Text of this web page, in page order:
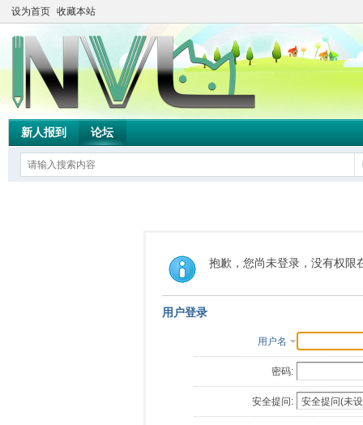
设为首页 收藏本站
新人报到 论坛
抱歉，您尚未登录，没有权限
用户登录
用户名
密码:
安全提问: